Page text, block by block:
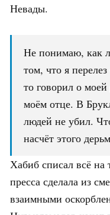
Невады.
Не понимаю, как
том, что я
то говорил о
моём отце. В
людей не убил.
насчёт этого
Хабиб списал всё на
пресса сделала из
взаимными